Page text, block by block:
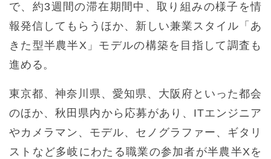
で、約3週間の滞在期間中、取り組みの様子を情
報発信してもらうほか、新しい兼業スタイル「あ
きた型半農半X」モデルの構築を目指して調査も
進める。
東京都、神奈川県、愛知県、大阪府といった都会
のほか、秋田県内から応募があり、ITエンジニア
やカメラマン、モデル、セノグラファー、ギタリ
ストなど多岐にわたる職業の参加者が半農半Xを